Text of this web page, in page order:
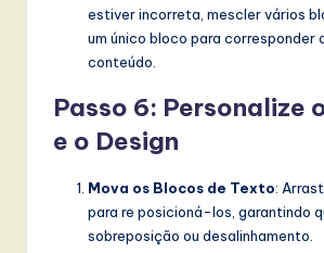
estiver incorreta, mescler vários
um único bloco para corresponder
conteúdo.
Passo 6: Personalize
e o Design
Mova os Blocos de Texto:
para re posicioná-los, garantindo
sobreposição ou desalinhamento.